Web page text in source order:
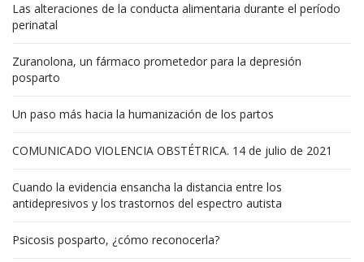
Las alteraciones de la conducta alimentaria durante el período
perinatal
Zuranolona, un fármaco prometedor para la depresión
posparto
Un paso más hacia la humanización de los partos
COMUNICADO VIOLENCIA OBSTÉTRICA. 14 de julio de 2021
Cuando la evidencia ensancha la distancia entre los
antidepresivos y los trastornos del espectro autista
Psicosis posparto, ¿cómo reconocerla?